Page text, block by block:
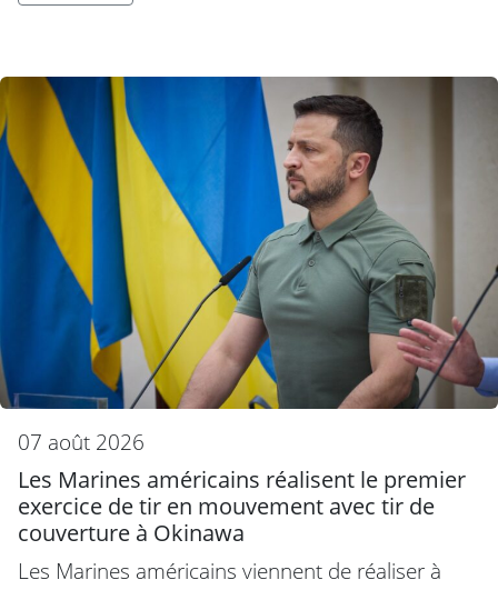
07 août 2026
Les Marines américains réalisent le premier
exercice de tir en mouvement avec tir de
couverture à Okinawa
Les Marines américains viennent de réaliser à